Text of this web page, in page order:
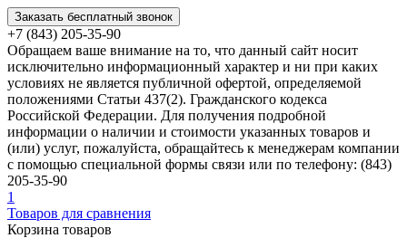
Заказать бесплатный звонок
+7 (843) 205-35-90
Обращаем ваше внимание на то, что данный сайт носит
исключительно информационный характер и ни при каких
условиях не является публичной офертой, определяемой
положениями Статьи 437(2). Гражданского кодекса
Российской Федерации. Для получения подробной
информации о наличии и стоимости указанных товаров и
(или) услуг, пожалуйста, обращайтесь к менеджерам компании
с помощью специальной формы связи или по телефону: (843)
205-35-90
1
Товаров для сравнения
Корзина товаров